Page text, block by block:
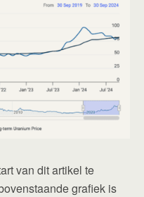
van dit artikel te
grafiek is